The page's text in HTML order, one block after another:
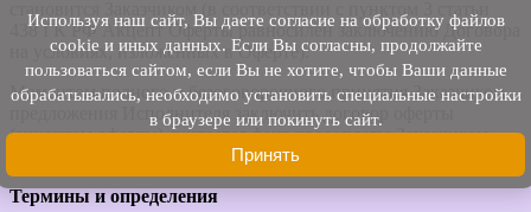
Используя наш cайт, Вы даете согласие на обработку файлов
cookie и иных данных. Если Вы согласны, продолжайте
пользоваться сайтом, если Вы не хотите, чтобы Ваши данные
обрабатывались, необходимо установить специальные настройки
в браузере или покинуть сайт.
Принять
438 ГК РФ Акцепт Оферты равносилен заключению Договора
на условиях, изложенных в Оферте).
Моментом полного и безоговорочного принятия Заказчиком
предложения Исполнителя заключить договор оферты
(акцептом оферты) считается факт предоплаты Заказчиком
Термины и определения